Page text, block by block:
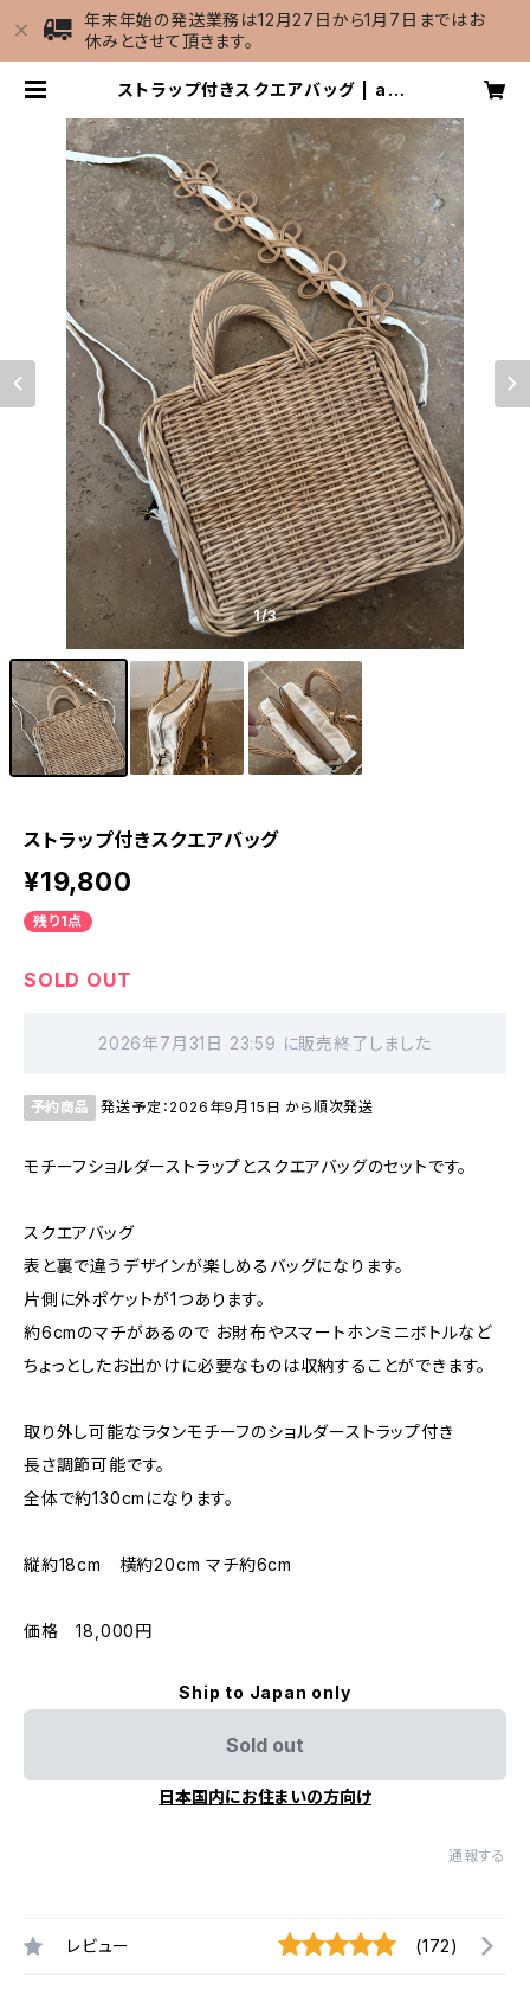
年末年始の発送業務は12月27日から1月7日まではお
休みとさせて頂きます。
ストラップ付きスクエアバッグ | ami
1/3
ストラップ付きスクエアバッグ
¥19,800
残り1点
SOLD OUT
2026年7月31日 23:59 に販売終了しました
予約商品 発送予定：2026年9月15日 から順次発送
モチーフショルダーストラップとスクエアバッグのセットです。
スクエアバッグ
表と裏で違うデザインが楽しめるバッグになります。
片側に外ポケットが1つあります。
約6cmのマチがあるので お財布やスマートホンミニボトルなど
ちょっとしたお出かけに必要なものは収納することができます。
取り外し可能なラタンモチーフのショルダーストラップ付き
長さ調節可能です。
全体で約130cmになります。
縦約18cm 横約20cm マチ約6cm
価格 18,000円
Ship to Japan only
Sold out
日本国内にお住まいの方向け
通報する
レビュー (172)